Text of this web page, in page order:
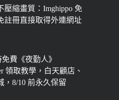
壓縮畫質：Imghippo 免
註冊直接取得外連網址
免費《夜勤人》
領取教學，白天顧店、
，8/10 前永久保留